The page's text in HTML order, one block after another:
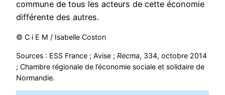
commune de tous les acteurs de cette économie
différente des autres.
© C i E M / Isabelle Coston
Sources : ESS France ; Avise ; Recma, 334, octobre 2014
; Chambre régionale de l’économie sociale et solidaire de
Normandie.